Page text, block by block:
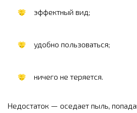
эффектный вид;
удобно пользоваться;
ничего не теряется.
Недостаток — оседает пыль,